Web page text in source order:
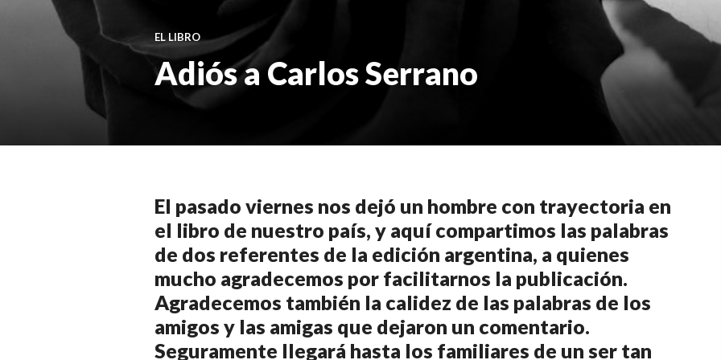
C
I
EL LIBRO
Adiós a Carlos Serrano
El pasado viernes nos dejó un hombre con trayectoria en
el libro de nuestro país, y aquí compartimos las palabras
de dos referentes de la edición argentina, a quienes
mucho agradecemos por facilitarnos la publicación.
Agradecemos también la calidez de las palabras de los
amigos y las amigas que dejaron un comentario.
Seguramente llegará hasta los familiares de un ser tan